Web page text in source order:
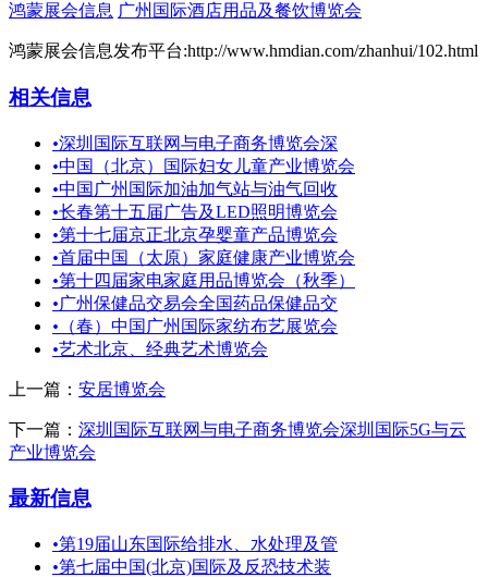
鸿蒙展会信息 广州国际酒店用品及餐饮博览会
鸿蒙展会信息发布平台:http://www.hmdian.com/zhanhui/102.html
相关信息
•深圳国际互联网与电子商务博览会深
•中国（北京）国际妇女儿童产业博览会
•中国广州国际加油加气站与油气回收
•长春第十五届广告及LED照明博览会
•第十七届京正北京孕婴童产品博览会
•首届中国（太原）家庭健康产业博览会
•第十四届家电家庭用品博览会（秋季）
•广州保健品交易会全国药品保健品交
• （春）中国广州国际家纺布艺展览会
•艺术北京、经典艺术博览会
上一篇： 安居博览会
下一篇： 深圳国际互联网与电子商务博览会深圳国际5G与云
产业博览会
最新信息
•第19届山东国际给排水、水处理及管
•第七届中国(北京)国际及反恐技术装